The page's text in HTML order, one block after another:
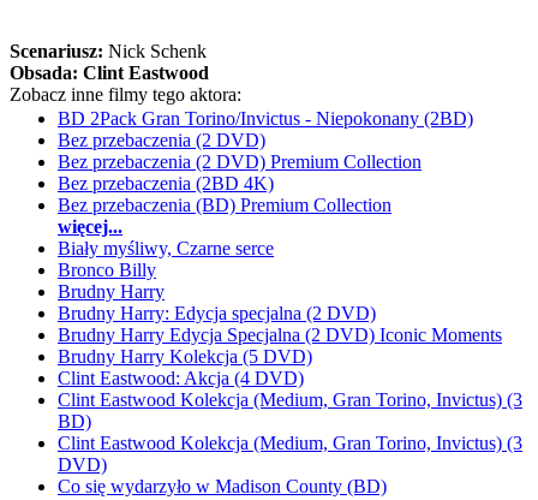
Scenariusz: Nick Schenk
Obsada: Clint Eastwood
Zobacz inne filmy tego aktora:
BD 2Pack Gran Torino/Invictus - Niepokonany (2BD)
Bez przebaczenia (2 DVD)
Bez przebaczenia (2 DVD) Premium Collection
Bez przebaczenia (2BD 4K)
Bez przebaczenia (BD) Premium Collection
więcej...
Biały myśliwy, Czarne serce
Bronco Billy
Brudny Harry
Brudny Harry: Edycja specjalna (2 DVD)
Brudny Harry Edycja Specjalna (2 DVD) Iconic Moments
Brudny Harry Kolekcja (5 DVD)
Clint Eastwood: Akcja (4 DVD)
Clint Eastwood Kolekcja (Medium, Gran Torino, Invictus) (3
BD)
Clint Eastwood Kolekcja (Medium, Gran Torino, Invictus) (3
DVD)
Co się wydarzyło w Madison County (BD)